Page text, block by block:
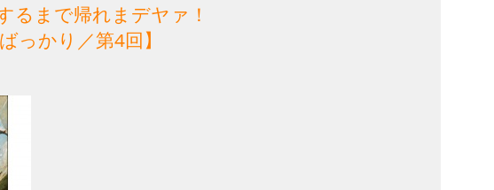
るまで帰れまデヤァ！
っかり／第4回】